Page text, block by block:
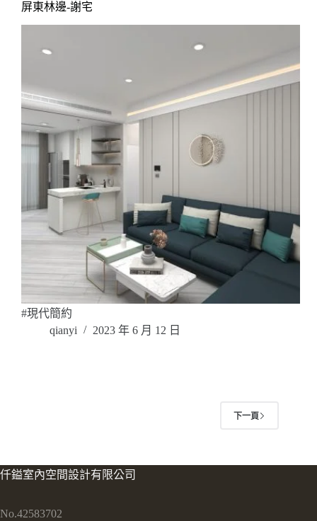
屏東林邊-謝宅
#現代簡約
qianyi
2023 年 6 月 12 日
下一頁
仟鎰室內空間設計有限公司
No.42583702